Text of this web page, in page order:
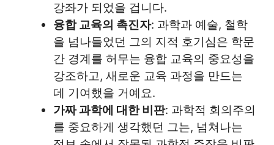
강좌가 되었을 겁니다.
융합 교육의 촉진자: 과학과 예술, 철학
을 넘나들었던 그의 지적 호기심은 학문
간 경계를 허무는 융합 교육의 중요성을
강조하고, 새로운 교육 과정을 만드는
데 기여했을 거예요.
가짜 과학에 대한 비판: 과학적 회의주의
를 중요하게 생각했던 그는, 넘쳐나는